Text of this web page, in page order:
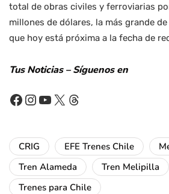
total de obras civiles y ferroviarias
millones de dólares, la más grande
que hoy está próxima a la fecha de
Tus Noticias – Síguenos en
Facebook
Instagram
YouTube
X Threads
CRIG EFE Trenes Chile
Tren Alameda
Tren Melipilla
Trenes para Chile